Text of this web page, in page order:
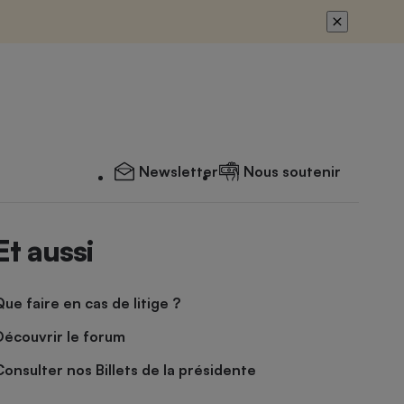
Newsletter Nous soutenir
aussi
faire en cas de litige ?
le forum
nos Billets de la présidente